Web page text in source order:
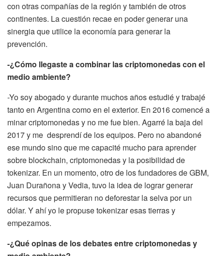
con otras compañías de la región y también de otros
continentes. La cuestión recae en poder generar una
sinergia que utilice la economía para generar la
prevención.
-¿Cómo llegaste a combinar las criptomonedas con el
medio ambiente?
-Yo soy abogado y durante muchos años estudié y trabajé
tanto en Argentina como en el exterior. En 2016 comencé a
minar criptomonedas y no me fue bien. Agarré la baja del
2017 y me desprendí de los equipos. Pero no abandoné
ese mundo sino que me capacité mucho para aprender
sobre blockchain, criptomonedas y la posibilidad de
tokenizar. En un momento, otro de los fundadores de GBM,
Juan Durañona y Vedia, tuvo la idea de lograr generar
recursos que permitieran no deforestar la selva por un
dólar. Y ahí yo le propuse tokenizar esas tierras y
empezamos.
-¿Qué opinas de los debates entre criptomonedas y